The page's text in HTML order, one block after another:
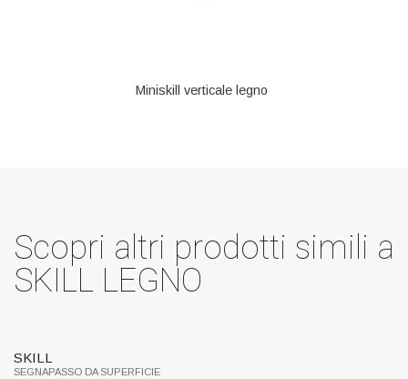
Miniskill verticale legno
Scopri altri prodotti simili a
SKILL LEGNO
SKILL
SEGNAPASSO DA SUPERFICIE